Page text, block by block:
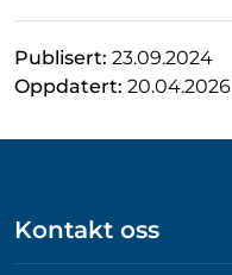
Publisert: 23.09.2024
Oppdatert: 20.04.2026
Kontakt oss